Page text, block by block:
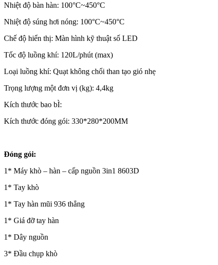
Nhiệt độ bàn hàn: 100°C~450°C
Nhiệt độ súng hơi nóng: 100°C~450°C
Chế độ hiển thị: Màn hình kỹ thuật số LED
Tốc độ luồng khí: 120L/phút (max)
Loại luồng khí: Quạt không chổi than tạo gió nhẹ
Trọng lượng một đơn vị (kg): 4,4kg
Kích thước bao bÌ:
Kích thước đóng gói: 330*280*200MM
Đóng gói:
1* Máy khò – hàn – cấp nguồn 3in1 8603D
1* Tay khò
1* Tay hàn mũi 936 thẳng
1* Giá đỡ tay hàn
1* Dây nguồn
3* Đầu chụp khò